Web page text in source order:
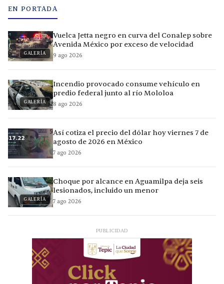
EN PORTADA
GALERÍA
Vuelca Jetta negro en curva del Conalep sobre
Avenida México por exceso de velocidad
9 ago 2026
GALERÍA
Incendio provocado consume vehículo en
predio federal junto al río Mololoa
8 ago 2026
Así cotiza el precio del dólar hoy viernes 7 de
agosto de 2026 en México
7 ago 2026
GALERÍA
Choque por alcance en Aguamilpa deja seis
lesionados, incluido un menor
7 ago 2026
PUBLICIDAD